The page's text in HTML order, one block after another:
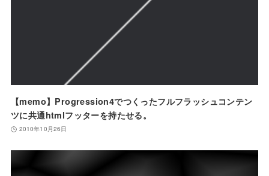
【memo】Progression4でつくったフルフラッシュコンテン
ツに共通htmlフッターを持たせる。
2010年10月26日